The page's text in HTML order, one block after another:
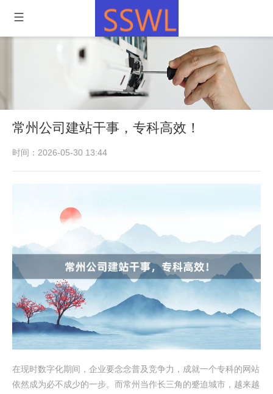
常州公司建站干事，专科高效！
时间：2026-05-30 13:44
在现时数字化期间，企业要念念普及竞争力，成就一个专科的网站
依然成为必不成少的一步。而常州当作长三角的蹙迫城市，越来越